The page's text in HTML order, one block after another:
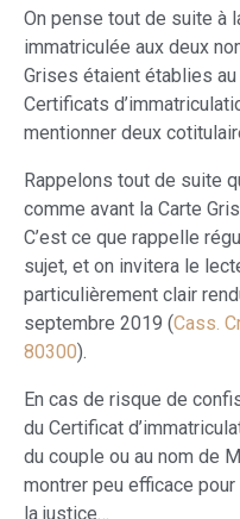
On pense tout de suite à
immatriculée aux deux
Grises étaient établies
Certificats
mentionner deux
Rappelons tout de suite
comme avant la Carte
C’est ce que rappelle
sujet, et on invitera le
particulièrement clair
septembre 2019 (Cass.
80300).
En cas de risque de
du Certificat
du couple ou au nom de
montrer peu efficace
la justice…